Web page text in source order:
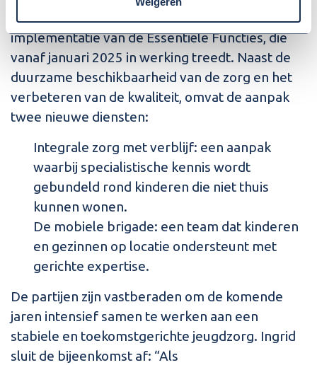
De volgende stap in de samenwerking is de
implementatie van de Essentiële Functies, die
vanaf januari 2025 in werking treedt. Naast de
duurzame beschikbaarheid van de zorg en het
verbeteren van de kwaliteit, omvat de aanpak
twee nieuwe diensten:
Integrale zorg met verblijf: een aanpak
waarbij specialistische kennis wordt
gebundeld rond kinderen die niet thuis
kunnen wonen.
De mobiele brigade: een team dat kinderen
en gezinnen op locatie ondersteunt met
gerichte expertise.
De partijen zijn vastberaden om de komende
jaren intensief samen te werken aan een
stabiele en toekomstgerichte jeugdzorg. Ingrid
sluit de bijeenkomst af: “Als